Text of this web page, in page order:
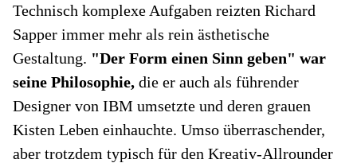
Technisch komplexe Aufgaben reizten Richard
Sapper immer mehr als rein ästhetische
Gestaltung. "Der Form einen Sinn geben" war
seine Philosophie, die er auch als führender
Designer von IBM umsetzte und deren grauen
Kisten Leben einhauchte. Umso überraschender,
aber trotzdem typisch für den Kreativ-Allrounder